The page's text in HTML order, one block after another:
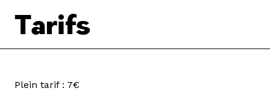
Tarifs
Plein tarif : 7€